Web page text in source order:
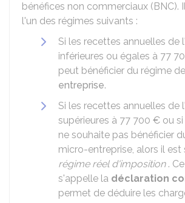
bénéfices non commerciaux (BNC).
l'un des régimes suivants :
Si les recettes annuelles de
inférieures ou égales à 77
peut bénéficier du régime
entreprise.
Si les recettes annuelles de
supérieures à 77 700 € ou
ne souhaite pas bénéficier
micro-entreprise, alors il est
régime réel d'imposition.
s'appelle la déclaration
permet de déduire les